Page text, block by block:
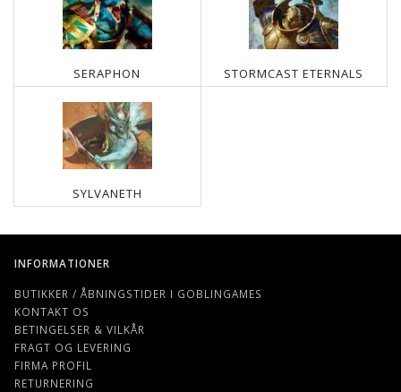
SERAPHON STORMCAST ETERNALS
SYLVANETH
INFORMATIONER
BUTIKKER / ÅBNINGSTIDER I GOBLINGAMES
KONTAKT OS
BETINGELSER & VILKÅR
FRAGT OG LEVERING
FIRMA PROFIL
RETURNERING